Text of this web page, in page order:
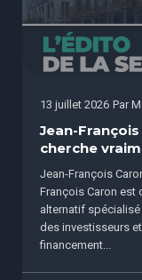
13 juillet 2026 Par
Jean-
cherche
Jean-François
François Caron est
alternatif
des investisseurs
financement...